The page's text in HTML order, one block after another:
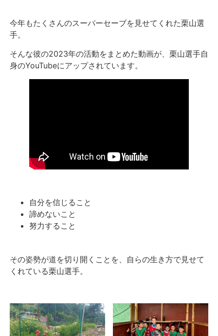
今年もたくさんのスーパーセーブを見せてくれた栗山選
手。
そんな彼の2023年の活動をまとめた動画が、栗山選手自
身のYouTubeにアップされています。
自分を信じること
諦めないこと
努力すること
その姿勢が道を切り開くことを、自らの生き方で見せて
くれている栗山選手。